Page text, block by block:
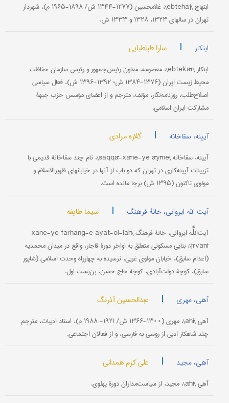
ابتهاج \ebtehāj\، غلامحسین (۱۲۷۷-۱۳۴۴ ش/ ۱۸۹۸-۱۹۶۵ م)، شهردار
تهران در سالهای ۱۳۲۳، ۱۳۲۸ و ۱۳۳۳ ش.
ابتکار | سارا طباطبایی
ابتکار \ebtekār\، معصومه، معاون رئیس‌جمهور و رئیس سازمان حفاظت
محیط زیست ایران (۱۳۷۶-۱۳۸۴ ش؛ ۱۳۹۲-۱۳۹۶ ش)، فعال سیاسی
اصلاح‌طلب، روزنامه‌نگار، مؤلف، مترجم و از اعضای مؤسس حزب جبهۀ
مشارکت ایران اسلامی.
آیینه، سقاخانه | گلاره مرادی
آیینه، سقاخانه \saqqā-xāne-ye āyīne\، نام چند سقاخانۀ قدیمی با
تزیینات آیینه‌کاری در تهران که دو باب از آنها در خیابانهای ظهیرالاسلام و
مولوی تاکنون (۱۳۹۵ ش) برجا مانده‌ است.
آیت الله ایروانی، خانۀ فرهنگ | سیما طایفه
آیت‌اللّٰه ایروانی، خانۀ فرهنگ \xāne-ye farhang-e āyat-ol-lāh
īrvānī\، بنایی مسکونی متعلق به اواخر دورۀ قاجار، واقع در میدان محمدیه
(اعدام سابق)، خیابان مولوی غربی، نرسیده به چهارراه وحدت اسلامی (شاپور
سابق)، کوچۀ دولت‌آبادی، کوچۀ حاج حسن، بن‌بست اول.
آهی، مهری | عبدالحسین آذرنگ
آهی \āhī\، مهری (۱۳۰۰-۱۳۶۶ ش/ ۱۹۲۱- ۱۹۸۸ م)، استاد ادبیات، مترجم
چند شاهکار ادبی از روسی به فارسی، و از فعالان اجتماعی.
آهی، مجید | علی کرم همدانی
آهی \āhī\، مجید، از سیاست‌مداران دورۀ پهلوی.